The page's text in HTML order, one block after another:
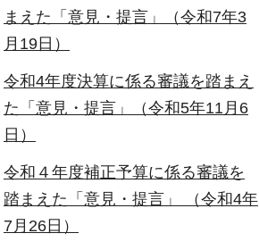
まえた「意見・提言」（令和7年3
月19日）
令和4年度決算に係る審議を踏まえ
た「意見・提言」（令和5年11月6
日）
令和４年度補正予算に係る審議を
踏まえた「意見・提言」 （令和4年
7月26日）